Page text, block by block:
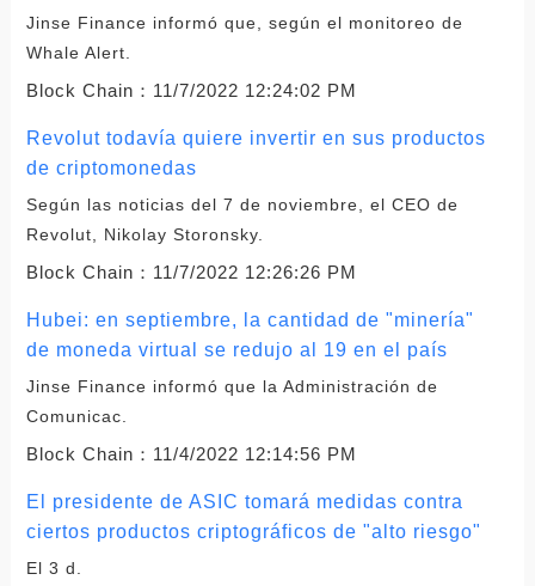
Jinse Finance informó que, según el monitoreo de
Whale Alert.
Block Chain： 11/7/2022 12:24:02 PM
Revolut todavía quiere invertir en sus productos
de criptomonedas
Según las noticias del 7 de noviembre, el CEO de
Revolut, Nikolay Storonsky.
Block Chain： 11/7/2022 12:26:26 PM
Hubei: en septiembre, la cantidad de "minería"
de moneda virtual se redujo al 19 en el país
Jinse Finance informó que la Administración de
Comunicac.
Block Chain： 11/4/2022 12:14:56 PM
El presidente de ASIC tomará medidas contra
ciertos productos criptográficos de "alto riesgo"
El 3 d.